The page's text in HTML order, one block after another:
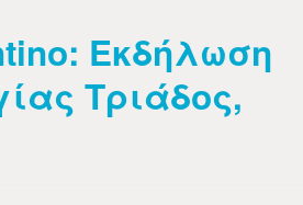
Εκδήλωση
Τριάδος,